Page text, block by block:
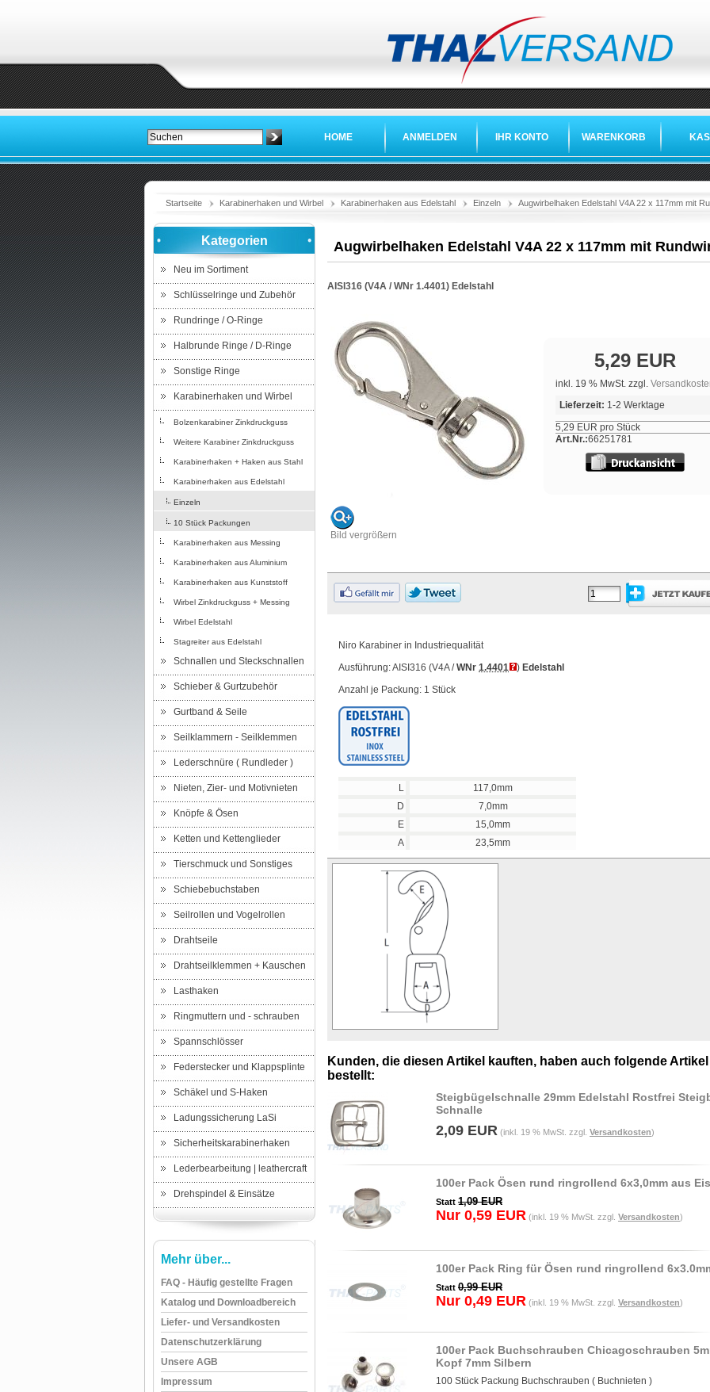
HOME ANMELDEN IHR KONTO WARENKORB
Startseite Karabinerhaken und Wirbel Karabinerhaken aus Edelstahl Einzeln Augwirbelhaken Edelstahl V4A 22 x 117mm mit
Kategorien
Neu im Sortiment
Schlüsselringe und Zubehör
Rundringe / O-Ringe
Halbrunde Ringe / D-Ringe
Sonstige Ringe
Karabinerhaken und Wirbel
Bolzenkarabiner Zinkdruckguss
Weitere Karabiner Zinkdruckguss
Karabinerhaken + Haken aus Stahl
Karabinerhaken aus Edelstahl
Einzeln
10 Stück Packungen
Karabinerhaken aus Messing
Karabinerhaken aus Aluminium
Karabinerhaken aus Kunststoff
Wirbel Zinkdruckguss + Messing
Wirbel Edelstahl
Stagreiter aus Edelstahl
Schnallen und Steckschnallen
Schieber & Gurtzubehör
Gurtband & Seile
Seilklammern - Seilklemmen
Lederschnüre ( Rundleder )
Nieten, Zier- und Motivnieten
Knöpfe & Ösen
Ketten und Kettenglieder
Tierschmuck und Sonstiges
Schiebebuchstaben
Seilrollen und Vogelrollen
Drahtseile
Drahtseilklemmen + Kauschen
Lasthaken
Ringmuttern und - schrauben
Spannschlösser
Federstecker und Klappsplinte
Schäkel und S-Haken
Ladungssicherung LaSi
Sicherheitskarabinerhaken
Lederbearbeitung | leathercraft
Drehspindel & Einsätze
Mehr über...
FAQ - Häufig gestellte Fragen
Katalog und Downloadbereich
Liefer- und Versandkosten
Datenschutzerklärung
Unsere AGB
Impressum
Augwirbelhaken Edelstahl V4A 22 x 117mm mit
AISI316 (V4A / WNr 1.4401) Edelstahl
Bild vergrößern
5,29 EUR
inkl. 19 % MwSt. zzgl.
Lieferzeit: 1-2 Werktage
5,29 EUR pro Stück
Art.Nr.:66251781
Niro Karabiner in Industriequalität
Ausführung: AISI316 (V4A /WNr 1.4401 ) Edelstahl
Anzahl je Packung: 1 Stück
L
117,0mm
D
7,0mm
E
15,0mm
A
23,5mm
Kunden, die diesen Artikel kauften, haben auch folgende Artikel
bestellt:
Steigbügelschnalle 29mm Edelstahl Rostfrei
Schnalle
2,09 EUR (inkl. 19 % MwSt. zzgl. Versandkosten)
100er Pack Ösen rund ringrollend 6x3,0mm aus
Statt 1,09 EUR
Nur 0,59 EUR (inkl. 19 % MwSt. zzgl. Versandkosten)
100er Pack Ring für Ösen rund ringrollend
Statt 0,99 EUR
Nur 0,49 EUR (inkl. 19 % MwSt. zzgl. Versandkosten)
100er Pack Buchschrauben Chicagoschrauben
Kopf 7mm Silbern
100 Stück Packung Buchschrauben ( Buchnieten )